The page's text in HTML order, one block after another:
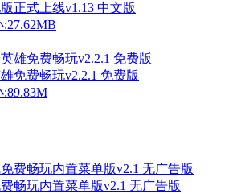
正式上线v1.13 中文版
:27.62MB
免费畅玩v2.2.1 免费版
:89.83M
畅玩内置菜单版v2.1 无广告版